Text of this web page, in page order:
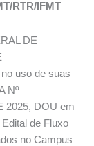
RTR/IFMT
DE
uso de suas
Nº
2025, DOU em
de Fluxo
no Campus